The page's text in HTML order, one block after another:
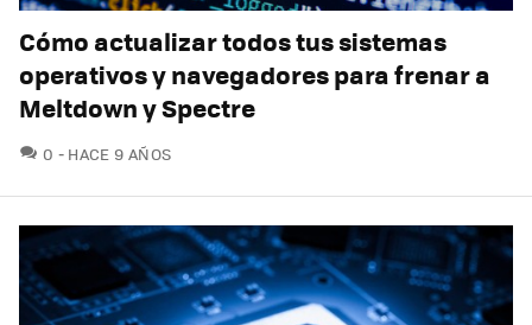
Cómo actualizar todos tus sistemas
operativos y navegadores para frenar a
Meltdown y Spectre
0 COMENTARIOS
HACE 9 AÑOS